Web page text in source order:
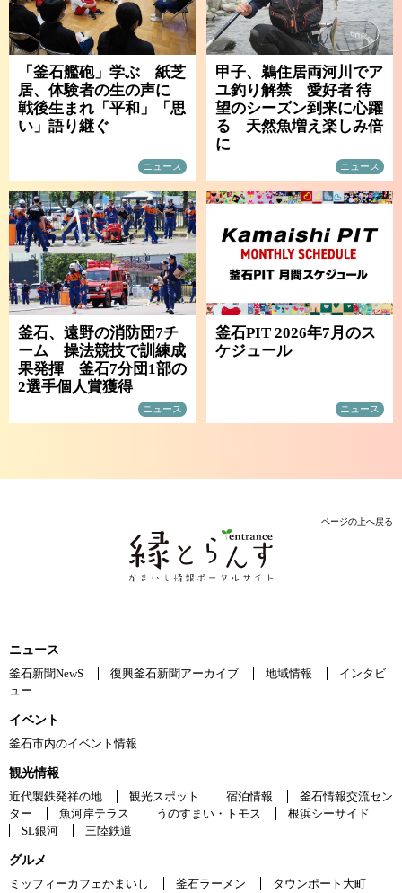
「釜石艦砲」学ぶ 紙芝
居、体験者の生の声に
戦後生まれ「平和」「思
い」語り継ぐ
ニュース
甲子、鵜住居両河川でア
ユ釣り解禁 愛好者 待
望のシーズン到来に心躍
る 天然魚増え楽しみ倍
に
ニュース
釜石、遠野の消防団7チ
ーム 操法競技で訓練成
果発揮 釜石7分団1部の
2選手個人賞獲得
ニュース
釜石PIT 2026年7月のス
ケジュール
ニュース
ページの上へ戻る
ニュース
釜石新聞NewS
復興釜石新聞アーカイブ 地域情報
インタビ
ュー
イベント
釜石市内のイベント情報
観光情報
近代製鉄発祥の地
観光スポット 宿泊情報
釜石情報交流セン
ター
魚河岸テラス うのすまい・トモス
根浜シーサイド
SL銀河
三陸鉄道
グルメ
ミッフィーカフェかまいし
釜石ラーメン タウンポート大町